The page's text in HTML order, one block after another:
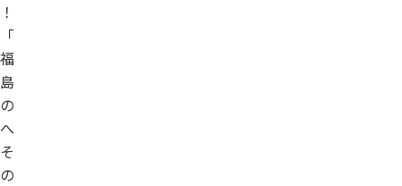
！
「
福
島
の
へ
そ
の